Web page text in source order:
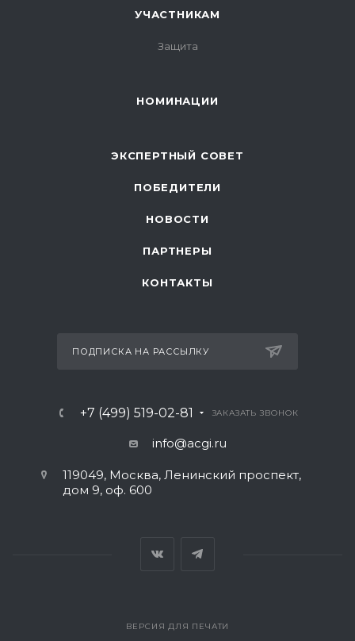
УЧАСТНИКАМ
Защита
НОМИНАЦИИ
ЭКСПЕРТНЫЙ СОВЕТ
ПОБЕДИТЕЛИ
НОВОСТИ
ПАРТНЕРЫ
КОНТАКТЫ
ПОДПИСКА НА РАССЫЛКУ
+7 (499) 519-02-81 ЗАКАЗАТЬ ЗВОНОК
info@acgi.ru
119049, Москва, Ленинский проспект,
дом 9, оф. 600
ВЕРСИЯ ДЛЯ ПЕЧАТИ